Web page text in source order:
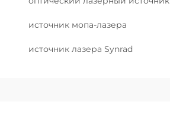
источник мопа-лазера
источник лазера Synrad